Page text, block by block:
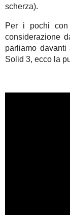
scherza).
Per i pochi
considerazione
parliamo
Solid 3, ecco la